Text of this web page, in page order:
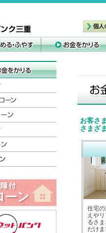
お客さ
さまざ
住宅
えや
るさ
だけま